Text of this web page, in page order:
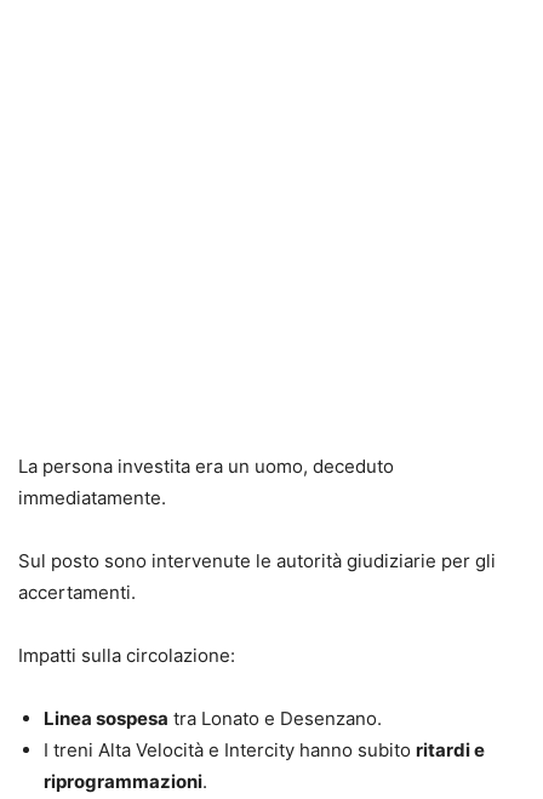
La persona investita era un uomo, deceduto
immediatamente.
Sul posto sono intervenute le autorità giudiziarie per gli
accertamenti.
Impatti sulla circolazione:
Linea sospesa tra Lonato e Desenzano.
I treni Alta Velocità e Intercity hanno subito ritardi e
riprogrammazioni.